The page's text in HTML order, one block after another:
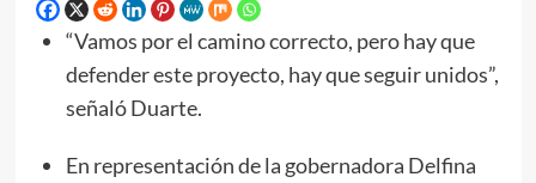
“Vamos por el camino correcto, pero hay que
defender este proyecto, hay que seguir unidos”,
señaló Duarte.
En representación de la gobernadora Delfina